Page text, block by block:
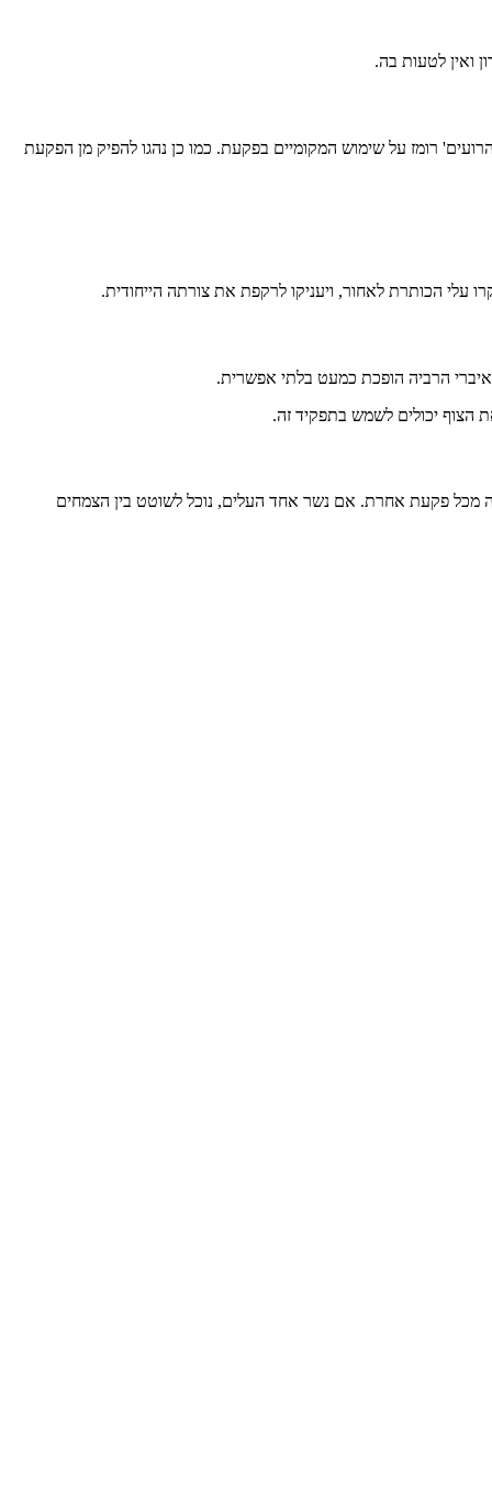
ואין לטעות בה.
רומז על שימוש המקומיים בפקעת. כמו כן נהגו להפיק מן הפקעת
הכותרת לאחור, ויעניקו לרקפת את צורתה הייחודית.
הרביה הופכת כמעט בלתי אפשרית.
הצוף יכולים לשמש בתפקיד זה.
מכל פקעת אחרת. אם נשר אחד העלים, נוכל לשוטט בין הצמחים